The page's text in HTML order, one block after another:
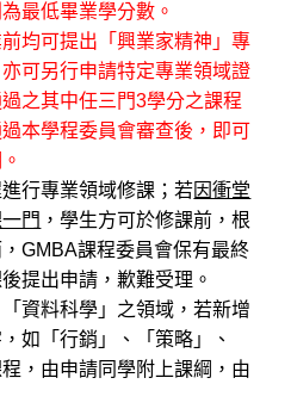
最低畢業學分數。
均可提出「興業家精神」專
可另行申請特定專業領域證
過之其中任三門3學分之課程
過本學程委員會審查後，即可
行專業領域修課；若因衝堂
門 ，學生方可於修課前，根
GMBA課程委員會保有最終
提出申請，歉難受理。
「資料科學」之領域，若新增
如「行銷」、「策略」、
，由申請同學附上課綱，由